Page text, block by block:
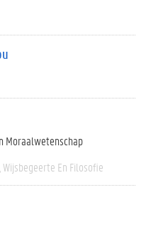
Moraalwetenschap
Wijsbegeerte En Filosofie